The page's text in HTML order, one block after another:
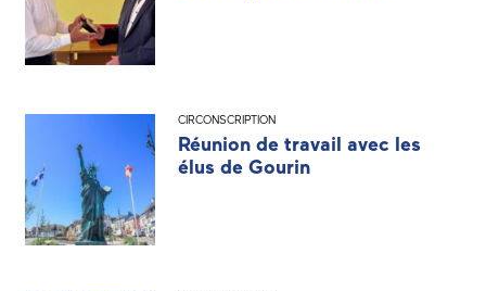
CIRCONSCRIPTION
Réunion de travail avec les
élus de Gourin